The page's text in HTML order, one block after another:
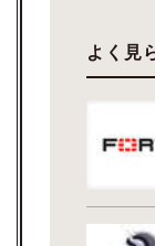
よく見